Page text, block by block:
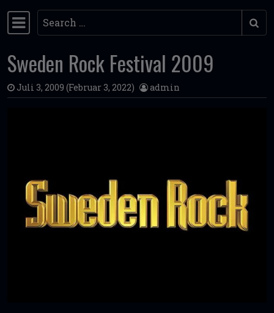
Main Navigation
Search
Sweden Rock Festival 2009
Juli 3, 2009 (Februar 3, 2022) admin